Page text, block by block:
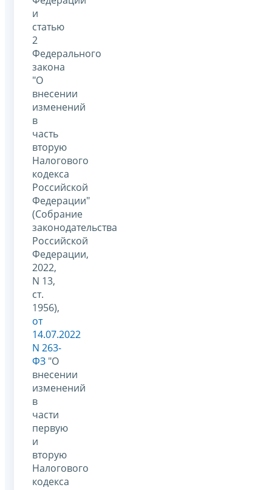
и
статью
2
Федерального
закона
"О
внесении
изменений
в
часть
вторую
Налогового
кодекса
Российской
Федерации"
(Собрание
законодательства
Российской
Федерации,
2022,
N 13,
ст.
1956),
от
14.07.2022
N 263-
ФЗ "О
внесении
изменений
в
части
первую
и
вторую
Налогового
кодекса